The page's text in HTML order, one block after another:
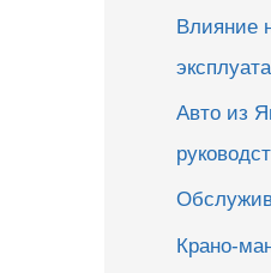
Влияние
Авто из
Крано-